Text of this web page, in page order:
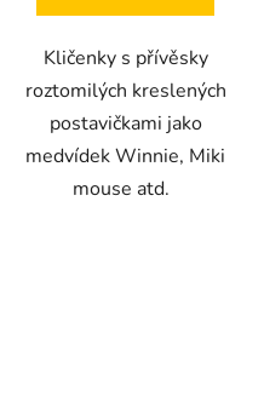
Kličenky s přívěsky
roztomilých kreslených
postavičkami jako
medvídek Winnie, Miki
mouse atd.